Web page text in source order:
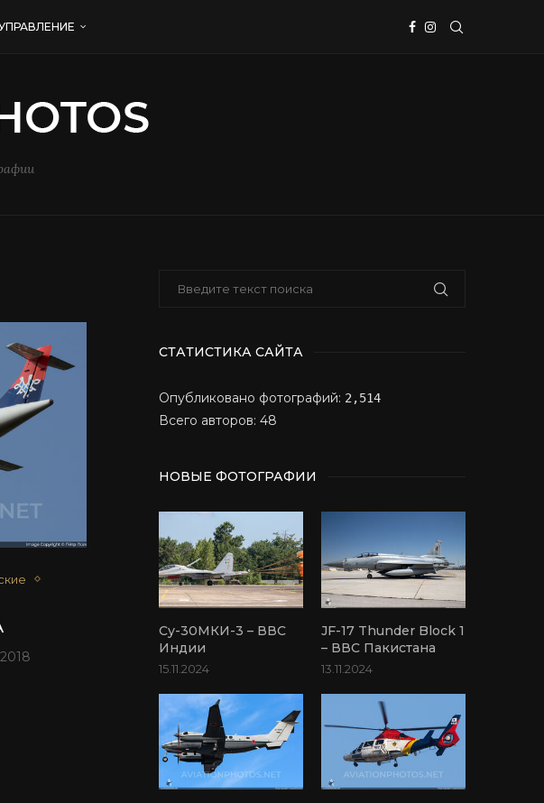
СТАТИСТИКА САЙТА
Опубликовано фотографий: 2,514
Всего авторов: 48
НОВЫЕ ФОТОГРАФИИ
Су-30МКИ-3 – ВВС
Индии
15.11.2024
JF-17 Thunder Block 1
– ВВС Пакистана
13.11.2024